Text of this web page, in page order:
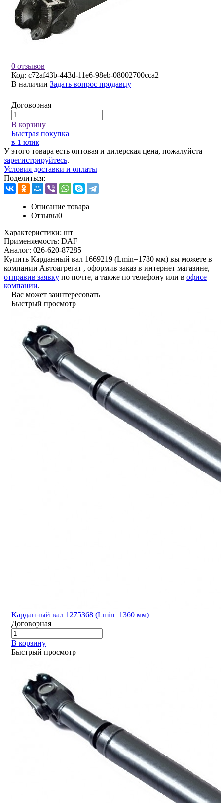
0 отзывов
Код: c72af43b-443d-11e6-98eb-08002700cca2
В наличии Задать вопрос продавцу
Договорная
В корзину
Быстрая покупка
в 1 клик
У этого товара есть оптовая и дилерская цена, пожалуйста
зарегистрируйтесь.
Условия доставки и оплаты
Поделиться:
Описание товара
Отзывы0
Характеристики: шт
Применяемость: DAF
Аналог: 026-620-87285
Купить Карданный вал 1669219 (Lmin=1780 мм) вы можете в
компании Автоагрегат , оформив заказ в интернет магазине,
отправив заявку по почте, а также по телефону или в офисе
компании.
Вас может заинтересовать
Быстрый просмотр
Карданный вал 1275368 (Lmin=1360 мм)
Договорная
В корзину
Быстрый просмотр